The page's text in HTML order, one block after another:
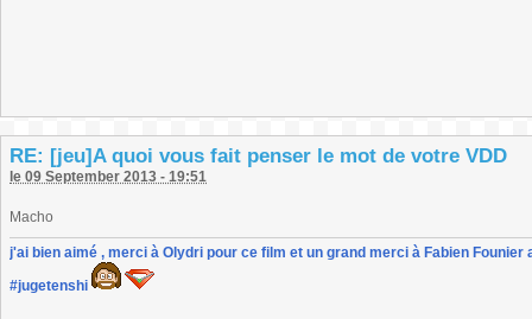
RE: [jeu]A quoi vous fait penser le mot de votre VDD
le 09 September 2013 - 19:51
Macho
j'ai bien aimé , merci à Olydri pour ce film et un grand merci à Fabien
#jugetenshi